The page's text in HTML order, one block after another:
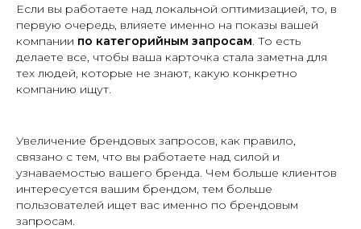
Если вы работаете над локальной оптимизацией, то, в
первую очередь, влияете именно на показы вашей
компании по категорийным запросам. То есть
делаете все, чтобы ваша карточка стала заметна для
тех людей, которые не знают, какую конкретно
компанию ищут.
Увеличение брендовых запросов, как правило,
связано с тем, что вы работаете над силой и
узнаваемостью вашего бренда. Чем больше клиентов
интересуется вашим брендом, тем больше
пользователей ищет вас именно по брендовым
запросам.